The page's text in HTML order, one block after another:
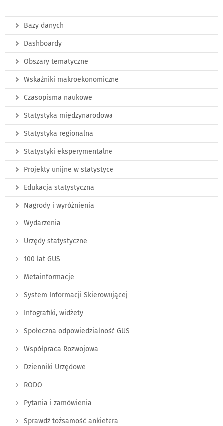
Bazy danych
Dashboardy
Obszary tematyczne
Wskaźniki makroekonomiczne
Czasopisma naukowe
Statystyka międzynarodowa
Statystyka regionalna
Statystyki eksperymentalne
Projekty unijne w statystyce
Edukacja statystyczna
Nagrody i wyróżnienia
Wydarzenia
Urzędy statystyczne
100 lat GUS
Metainformacje
System Informacji Skierowującej
Infografiki, widżety
Społeczna odpowiedzialność GUS
Współpraca Rozwojowa
Dzienniki Urzędowe
RODO
Pytania i zamówienia
Sprawdź tożsamość ankietera